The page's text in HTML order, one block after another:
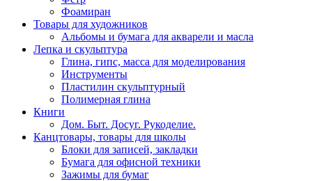
Фоамиран
Товары для художников
Альбомы и бумага для акварели и масла
Лепка и скульптура
Глина, гипс, масса для моделирования
Инструменты
Пластилин скульптурный
Полимерная глина
Книги
Дом. Быт. Досуг. Рукоделие.
Канцтовары, товары для школы
Блоки для записей, закладки
Бумага для офисной техники
Зажимы для бумаг